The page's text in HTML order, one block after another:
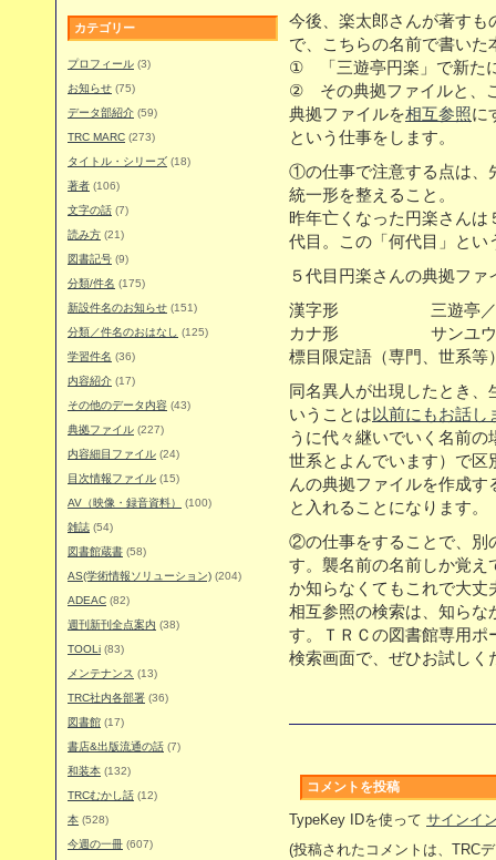
カテゴリー
プロフィール (3)
お知らせ (75)
データ部紹介 (59)
TRC MARC (273)
タイトル・シリーズ (18)
著者 (106)
文字の話 (7)
読み方 (21)
図書記号 (9)
分類/件名 (175)
新設件名のお知らせ (151)
分類／件名のおはなし
(125)
学習件名 (36)
内容紹介 (17)
その他のデータ内容 (43)
典拠ファイル (227)
内容細目ファイル (24)
目次情報ファイル (15)
AV（映像・録音資料）
(100)
雑誌 (54)
図書館蔵書 (58)
AS(学術情報ソリューション) (204)
ADEAC (82)
週刊新刊全点案内 (38)
TOOLi (83)
メンテナンス (13)
TRC社内各部署 (36)
図書館 (17)
書店&出版流通の話 (7)
和装本 (132)
TRCむかし話 (12)
本 (528)
今週の一冊 (607)
今後、楽太郎さんが著すも
で、こちらの名前で書いた
① 「三遊亭円楽」で新た
② その典拠ファイルと、
典拠ファイルを相互参照に
という仕事をします。
①の仕事で注意する点は、
統一形を整えること。
昨年亡くなった円楽さん
代目。この「何代目」とい
５代目円楽さんの典拠フ
漢字形 三遊亭／
カナ形 サンユウテ
標目限定語（専門、世系等
同名異人が出現したとき
いうことは以前にもお話し
うに代々継いでいく名前
世系とよんでいます）で区
んの典拠ファイルを作成
と入れることになります。
②の仕事をすることで、別
す。襲名前の名前しか覚え
か知らなくてもこれで大丈
相互参照の検索は、知らな
す。ＴＲＣの図書館専用ポ
検索画面で、ぜひお試しく
コメントを投稿
TypeKey IDを使って サインイ
(投稿されたコメントは、TRC